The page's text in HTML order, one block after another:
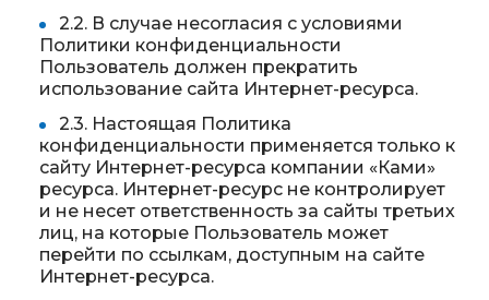
2.2. В случае несогласия с условиями
Политики конфиденциальности
Пользователь должен прекратить
использование сайта Интернет-ресурса.
2.3. Настоящая Политика
конфиденциальности применяется только к
сайту Интернет-ресурса компании «Ками»
ресурса. Интернет-ресурс не контролирует
и не несет ответственность за сайты третьих
лиц, на которые Пользователь может
перейти по ссылкам, доступным на сайте
Интернет-ресурса.